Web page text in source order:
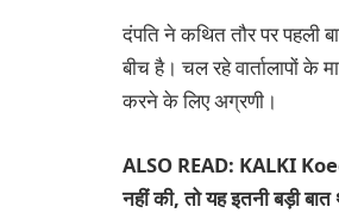
दंपति ने कथित तौर पर पहली
बीच है। चल रहे वार्तालापों
करने के लिए अग्रणी।
ALSO READ: KALKI
नहीं की, तो यह इतनी बड़ी बात